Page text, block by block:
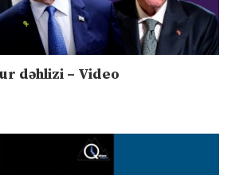
dəhlizi – Video